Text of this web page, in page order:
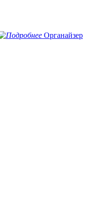
Органайзер